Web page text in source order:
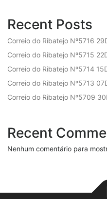
Recent Posts
Correio do Ribatejo Nº5716
Correio do Ribatejo Nº5715
Correio do Ribatejo Nº5714
Correio do Ribatejo Nº5713
Correio do Ribatejo Nº5709
Recent
Nenhum comentário para